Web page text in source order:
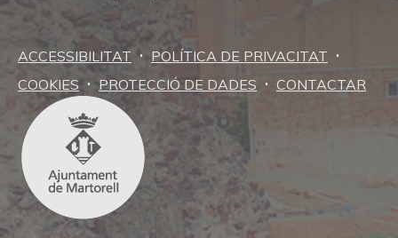
ACCESSIBILITAT · POLÍTICA DE PRIVACITAT ·
COOKIES · PROTECCIÓ DE DADES · CONTACTAR